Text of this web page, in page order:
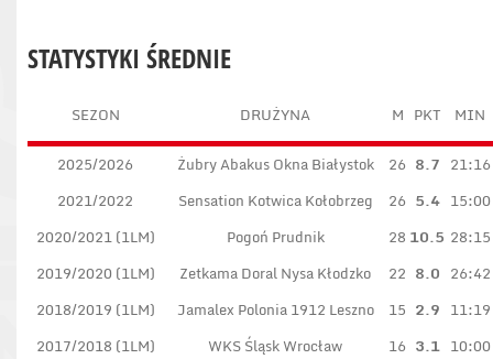
STATYSTYKI ŚREDNIE
SEZON DRUŻYNA M PKT MIN
2025/2026 Żubry Abakus Okna Białystok 26 8.7 21:16
2021/2022
Sensation Kotwica Kołobrzeg 26 5.4 15:00
2020/2021 (1LM)
Pogoń Prudnik 28 10.5 28:15
2019/2020 (1LM)
Zetkama Doral Nysa Kłodzko 22 8.0 26:42
2018/2019 (1LM)
Jamalex Polonia 1912 Leszno 15 2.9 11:19
2017/2018 (1LM)
WKS Śląsk Wrocław 16 3.1 10:00